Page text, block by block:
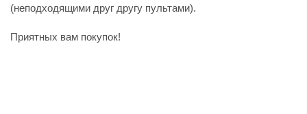
(неподходящими друг другу пультами).
Приятных вам покупок!